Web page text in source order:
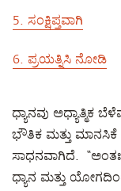
5. ಸಂಕ್ಷಿಪ್ತವಾಗಿ
6. ಪ್ರಯತ್ನಿಸಿ ನೋಡಿ
ಧ್ಯಾನವು ಅಧ್ಯಾತ್ಮಿಕ
ಭೌತಿಕ ಮತ್ತು ಮಾನಸಿಕೆ
ಸಾಧನವಾಗಿದೆ. “ಅಂತಃ
ಧ್ಯಾನ ಮತ್ತು